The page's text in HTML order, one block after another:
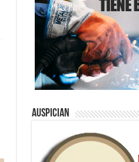
Auspician